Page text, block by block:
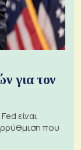
για τον
είναι
που